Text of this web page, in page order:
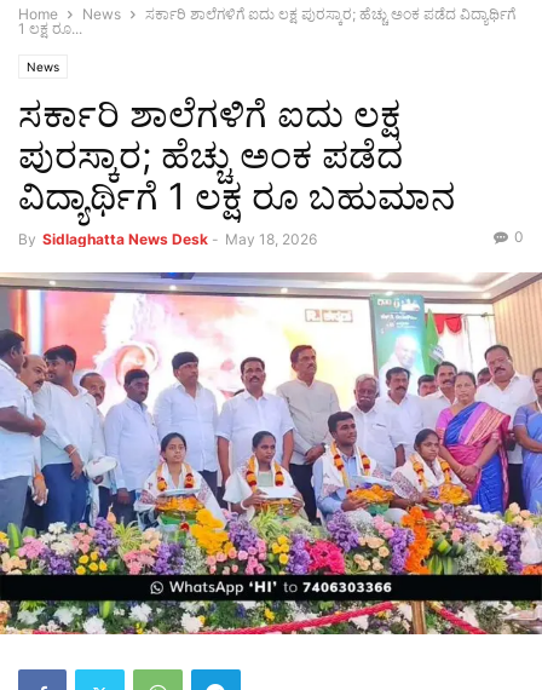
Home News
ಸರ್ಕಾರಿ ಶಾಲೆಗಳಿಗೆ ಐದು ಲಕ್ಷ ಪುರಸ್ಕಾರ; ಹೆಚ್ಚು ಅಂಕ ಪಡೆದ ವಿದ್ಯಾರ್ಥಿಗೆ
1 ಲಕ್ಷ ರೂ...
News
ಸರ್ಕಾರಿ ಶಾಲೆಗಳಿಗೆ ಐದು ಲಕ್ಷ
ಪುರಸ್ಕಾರ; ಹೆಚ್ಚು ಅಂಕ ಪಡೆದ
ವಿದ್ಯಾರ್ಥಿಗೆ 1 ಲಕ್ಷ ರೂ ಬಹುಮಾನ
By Sidlaghatta News Desk - May 18, 2026 0